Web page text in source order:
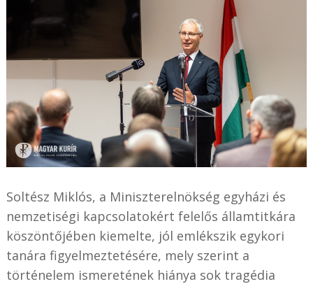
Soltész Miklós, a Miniszterelnökség egyházi és
nemzetiségi kapcsolatokért felelős államtitkára
köszöntőjében kiemelte, jól emlékszik egykori
tanára figyelmeztetésére, mely szerint a
történelem ismeretének hiánya sok tragédia